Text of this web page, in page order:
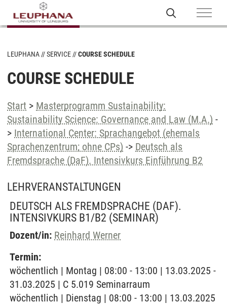
LEUPHANA SERVICE COURSE SCHEDULE
COURSE SCHEDULE
Start > Masterprogramm Sustainability:
Sustainability Science: Governance and Law (M.A.) -
> International Center: Sprachangebot (ehemals
Sprachenzentrum; ohne CPs) -> Deutsch als
Fremdsprache (DaF). Intensivkurs Einführung B2
LEHRVERANSTALTUNGEN
DEUTSCH ALS FREMDSPRACHE (DAF).
INTENSIVKURS B1/B2 (SEMINAR)
Dozent/in: Reinhard Werner
Termin:
wöchentlich | Montag | 08:00 - 13:00 | 13.03.2025 -
31.03.2025 | C 5.019 Seminarraum
wöchentlich | Dienstag | 08:00 - 13:00 | 13.03.2025